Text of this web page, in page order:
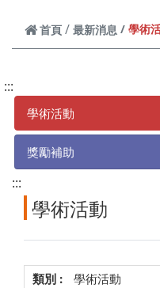
首頁 最新消息 學術
:::
學術活動
獎勵補助
:::
學術活動
學術活動